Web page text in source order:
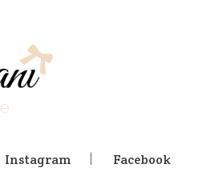
Instagram Facebook